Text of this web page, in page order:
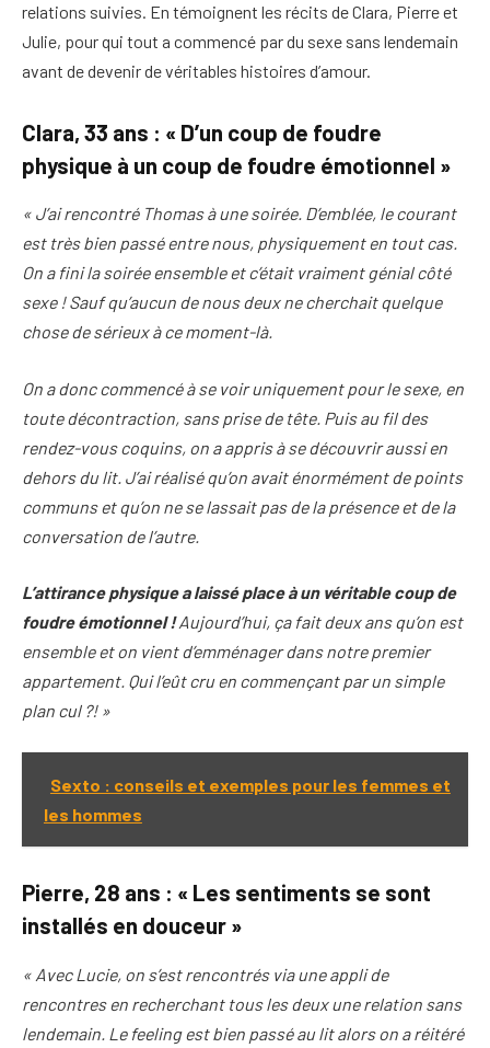
relations suivies. En témoignent les récits de Clara, Pierre et
Julie, pour qui tout a commencé par du sexe sans lendemain
avant de devenir de véritables histoires d’amour.
Clara, 33 ans : « D’un coup de foudre
physique à un coup de foudre émotionnel »
« J’ai rencontré Thomas à une soirée. D’emblée, le courant
est très bien passé entre nous, physiquement en tout cas.
On a fini la soirée ensemble et c’était vraiment génial côté
sexe ! Sauf qu’aucun de nous deux ne cherchait quelque
chose de sérieux à ce moment-là.
On a donc commencé à se voir uniquement pour le sexe, en
toute décontraction, sans prise de tête. Puis au fil des
rendez-vous coquins, on a appris à se découvrir aussi en
dehors du lit. J’ai réalisé qu’on avait énormément de points
communs et qu’on ne se lassait pas de la présence et de la
conversation de l’autre.
L’attirance physique a laissé place à un véritable coup de
foudre émotionnel ! Aujourd’hui, ça fait deux ans qu’on est
ensemble et on vient d’emménager dans notre premier
appartement. Qui l’eût cru en commençant par un simple
plan cul ?! »
Sexto : conseils et exemples pour les femmes et
les hommes
Pierre, 28 ans : « Les sentiments se sont
installés en douceur »
« Avec Lucie, on s’est rencontrés via une appli de
rencontres en recherchant tous les deux une relation sans
lendemain. Le feeling est bien passé au lit alors on a réitéré